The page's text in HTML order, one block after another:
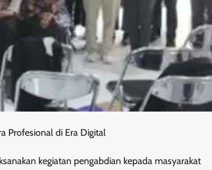
Profesional di Era Digital
kegiatan pengabdian kepada masyarakat